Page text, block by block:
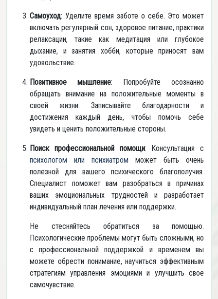
Самоуход: Уделите время заботе о себе. Это может
включать регулярный сон, здоровое питание, практики
релаксации, такие как медитация или глубокое
дыхание, и занятия хобби, которые приносят вам
удовольствие.
Позитивное мышление: Попробуйте осознанно
обращать внимание на положительные моменты в
своей жизни. Записывайте благодарности и
достижения каждый день, чтобы помочь себе
увидеть и ценить положительные стороны.
Поиск профессиональной помощи: Консультация с
психологом или психиатром может быть очень
полезной для вашего психического благополучия.
Специалист поможет вам разобраться в причинах
ваших эмоциональных трудностей и разработает
индивидуальный план лечения или поддержки.
Не стесняйтесь обратиться за помощью.
Психологические проблемы могут быть сложными, но
с профессиональной поддержкой и временем вы
можете обрести понимание, научиться эффективным
стратегиям управления эмоциями и улучшить свое
самочувствие.